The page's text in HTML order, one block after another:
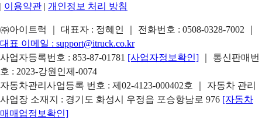
| 이용약관 | 개인정보 처리 방침
㈜아이트럭 ｜ 대표자 : 정혜인 ｜ 전화번호 : 0508-0328-7002
대표 이메일 : support@itruck.co.kr
사업자등록번호 : 853-87-01781 [사업자정보확인]
｜ 통신판매번
호 : 2023-강원인제-0074
자동차관리사업등록 번호 : 제02-4123-000402호 ｜ 자동차 관리
사업장 소재지 : 경기도 화성시 우정읍 포승항남로 976 [자동차
매매업정보확인]